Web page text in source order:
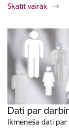
Skatīt vairāk
Dati par
Ikmēnēša dati